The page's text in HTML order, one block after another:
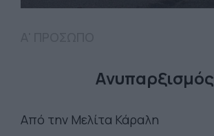
Ανυπαρξισμός
Από την Μελίτα Κάραλη